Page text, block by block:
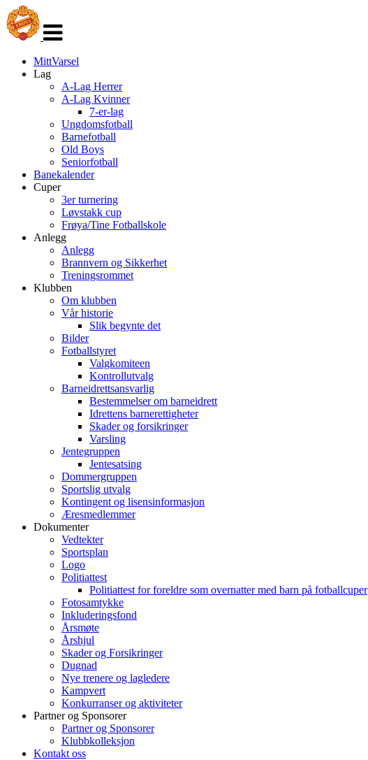
navigasjon
MittVarsel
Lag
A-Lag Herrer
A-Lag Kvinner
7-er-lag
Ungdomsfotball
Barnefotball
Old Boys
Seniorfotball
Banekalender
Cuper
3er turnering
Løvstakk cup
Frøya/Tine Fotballskole
Anlegg
Anlegg
Brannvern og Sikkerhet
Treningsrommet
Klubben
Om klubben
Vår historie
Slik begynte det
Bilder
Fotballstyret
Valgkomiteen
Kontrollutvalg
Barneidrettsansvarlig
Bestemmelser om barneidrett
Idrettens barnerettigheter
Skader og forsikringer
Varsling
Jentegruppen
Jentesatsing
Dommergruppen
Sportslig utvalg
Kontingent og lisensinformasjon
Æresmedlemmer
Dokumenter
Vedtekter
Sportsplan
Logo
Politiattest
Politiattest for foreldre som overnatter med barn på fotballcuper
Fotosamtykke
Inkluderingsfond
Årsmøte
Årshjul
Skader og Forsikringer
Dugnad
Nye trenere og lagledere
Kampvert
Konkurranser og aktiviteter
Partner og Sponsorer
Partner og Sponsorer
Klubbkolleksjon
Kontakt oss